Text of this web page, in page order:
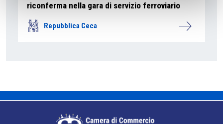
riconferma nella gara di servizio ferroviario
Repubblica Ceca